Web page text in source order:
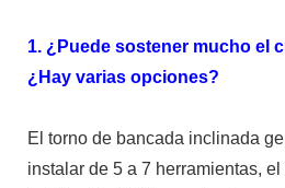
1. ¿Puede sostener mucho el
¿Hay varias opciones?
El torno de bancada inclinada
instalar de 5 a 7 herramientas,